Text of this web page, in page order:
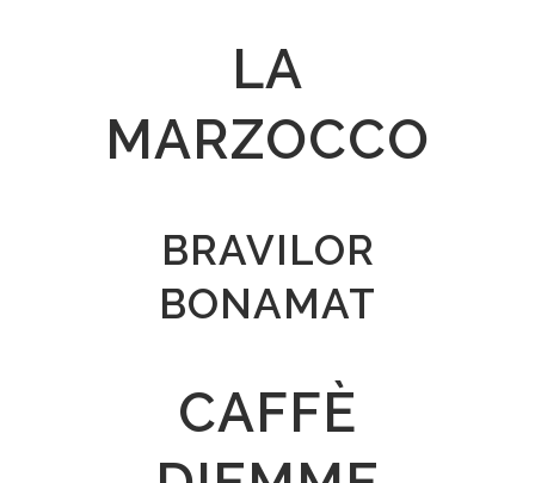
LA
MARZOCCO
BRAVILOR
BONAMAT
CAFFÈ